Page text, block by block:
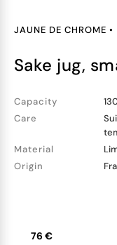
JAUNE DE CHROME •
sake jug,
Capacity
Care
Material
Origin
76 €